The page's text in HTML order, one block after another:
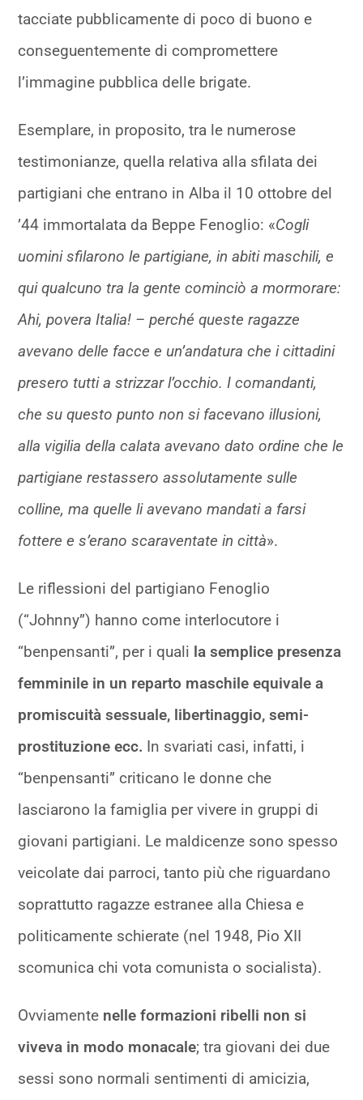
tacciate pubblicamente di poco di buono e
conseguentemente di compromettere
l’immagine pubblica delle brigate.
Esemplare, in proposito, tra le numerose
testimonianze, quella relativa alla sfilata dei
partigiani che entrano in Alba il 10 ottobre del
’44 immortalata da Beppe Fenoglio: «Cogli
uomini sfilarono le partigiane, in abiti maschili, e
qui qualcuno tra la gente cominciò a mormorare:
Ahi, povera Italia! – perché queste ragazze
avevano delle facce e un’andatura che i cittadini
presero tutti a strizzar l’occhio. I comandanti,
che su questo punto non si facevano illusioni,
alla vigilia della calata avevano dato ordine che le
partigiane restassero assolutamente sulle
colline, ma quelle li avevano mandati a farsi
fottere e s’erano scaraventate in città».
Le riflessioni del partigiano Fenoglio
(“Johnny”) hanno come interlocutore i
“benpensanti”, per i quali la semplice presenza
femminile in un reparto maschile equivale a
promiscuità sessuale, libertinaggio, semi-
prostituzione ecc. In svariati casi, infatti, i
“benpensanti” criticano le donne che
lasciarono la famiglia per vivere in gruppi di
giovani partigiani. Le maldicenze sono spesso
veicolate dai parroci, tanto più che riguardano
soprattutto ragazze estranee alla Chiesa e
politicamente schierate (nel 1948, Pio XII
scomunica chi vota comunista o socialista).
Ovviamente nelle formazioni ribelli non si
viveva in modo monacale; tra giovani dei due
sessi sono normali sentimenti di amicizia,